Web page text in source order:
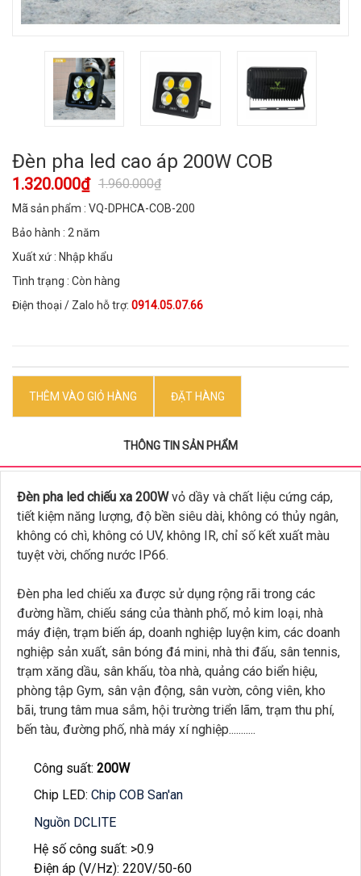
Đèn pha led cao áp 200W COB
1.320.000₫ 1.960.000₫
Mã sản phẩm : VQ-DPHCA-COB-200
Bảo hành : 2 năm
Xuất xứ : Nhập khẩu
Tình trạng : Còn hàng
Điện thoại / Zalo hỗ trợ: 0914.05.07.66
THÊM VÀO GIỎ HÀNG ĐẶT HÀNG
THÔNG TIN SẢN PHẨM
Đèn pha led chiếu xa 200Wvỏ dầy và chất liệu cứng cáp,
tiết kiệm năng lượng, độ bền siêu dài, không có thủy ngân,
không có chì, không có UV, không IR, chỉ số kết xuất màu
tuyệt vời, chống nước IP66.
Đèn pha led chiếu xa được sử dụng rộng rãi trong các
đường hầm, chiếu sáng của thành phố, mỏ kim loại, nhà
máy điện, trạm biến áp, doanh nghiệp luyện kim, các doanh
nghiệp sản xuất, sân bóng đá mini, nhà thi đấu, sân tennis,
trạm xăng dầu, sân khấu, tòa nhà, quảng cáo biển hiệu,
phòng tập Gym, sân vận động, sân vườn, công viên, kho
bãi, trung tâm mua sắm, hội trường triển lãm, trạm thu phí,
bến tàu, đường phố, nhà máy xí nghiệp...........
Công suất: 200W
Chip LED: Chip COB San'an
Nguồn DCLITE
Hệ số công suất: >0.9
Điện áp (V/Hz): 220V/50-60